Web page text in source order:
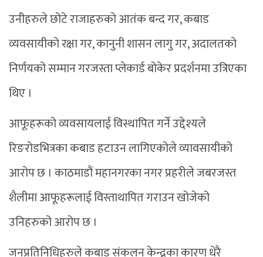
उनीहरुले छोटे राजाहरुको आतंक बन्द गर, कबाड
व्यवसायीको रक्षा गर, कानुनी शासन लागु गर, अदालतको
निर्णयको सम्मान गरजस्ता प्लेकार्ड बोकेर प्रदर्शनमा उत्रिएका
थिए ।
आफूहरूको व्यवसायलाई विस्थापित गर्ने उद्देश्यले
रिङरोडभित्रका कबाड हटाउन लागिएकोले व्यावसायीको
आरोप छ । काठमाडौं महानगरका नगर प्रहरीले जबरजस्त
शैलीमा आफूहरूलाई विस्ताथापित गराउन खोजेको
उनिहरुको आरोप छ ।